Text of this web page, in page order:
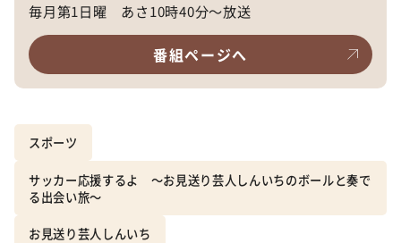
毎月第1日曜 あさ10時40分～放送
番組ページへ
スポーツ
サッカー応援するよ ～お見送り芸人しんいちのボールと奏で
る出会い旅～
お見送り芸人しんいち